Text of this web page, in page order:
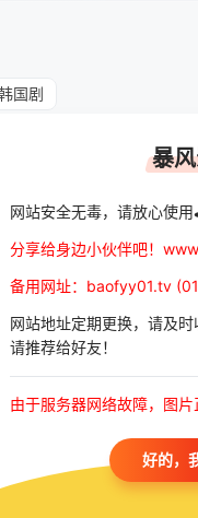
国剧
同学俊成、宰孝、珉宇
李珠英
暴
网站安全无毒，请放心使用
分享给身边小伙伴吧！
备用网址：baofyy01.tv
网站地址定期更换，请及时
请推荐给好友！
由于服务器网络故障，图
好的，